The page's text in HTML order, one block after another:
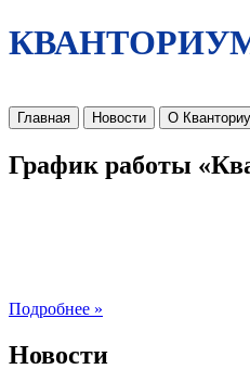
Главная Новости О
График работы
Подробнее »
Новости